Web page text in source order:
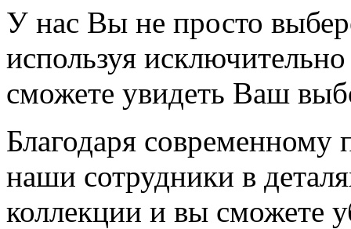
У нас Вы не просто
используя
сможете увидеть Ваш
Благодаря
наши сотрудники в
коллекции и вы сможете